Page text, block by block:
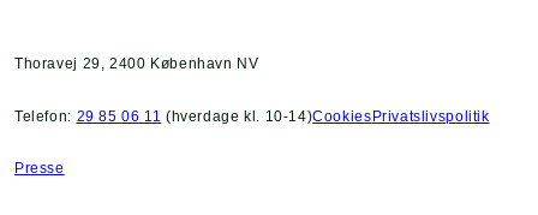
Thoravej 29, 2400 København NV
Telefon: 29 85 06 11 (hverdage kl. 10-14)CookiesPrivatslivspolitik
Presse